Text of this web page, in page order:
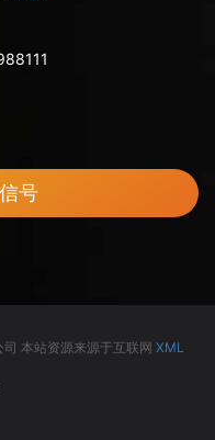
号
本站资源来源于互联网 XML